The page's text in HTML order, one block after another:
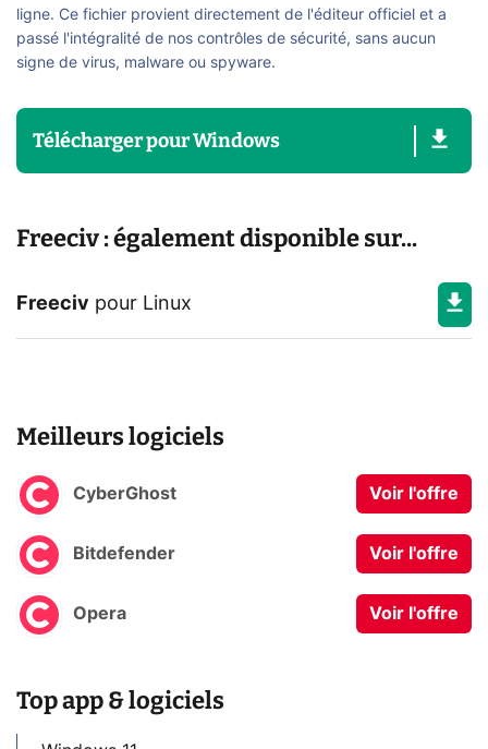
ligne. Ce fichier provient directement de l'éditeur officiel et a
passé l'intégralité de nos contrôles de sécurité, sans aucun
signe de virus, malware ou spyware.
TéléchargerpourWindows
Freeciv : également disponible sur...
Freeciv pour Linux
Meilleurs logiciels
CyberGhost Voir l'offre
Bitdefender Voir l'offre
Opera Voir l'offre
Top app & logiciels